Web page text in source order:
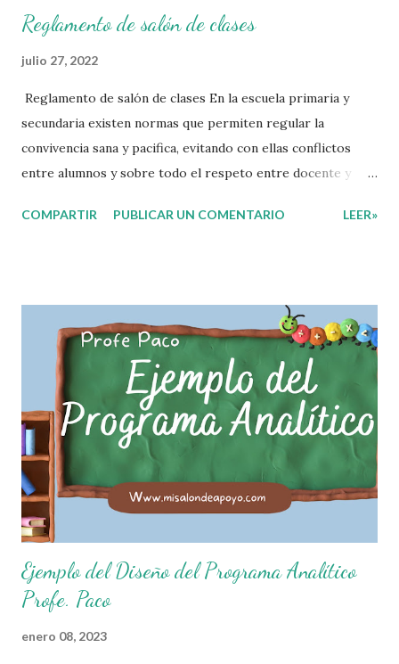
Reglamento de salón de clases
julio 27, 2022
Reglamento de salón de clases En la escuela primaria y
secundaria existen normas que permiten regular la
convivencia sana y pacifica, evitando con ellas conflictos
entre alumnos y sobre todo el respeto entre docente y
normas con responsabilidad en un futuro será un ciudadano
pequeños, entiendan, analizan y practiquen las grandes
responsabilidades que conlleva ser un buen ciudadano. A
continuación les compartimos algunos ejemplos de reglas
de salón de clases: 1. Cumplo con mis tareas y trabajos. 2.
Cuidado mi higiene personal. 3. Levanto la mano para
hablar. 4. Pido permiso para ir al baño 5. Deposito la
basura en su lugar. 6. Cumplo con mis útiles esc...
COMPARTIR PUBLICAR UN COMENTARIO LEER»
Ejemplo del Diseño del Programa Analítico
Profe. Paco
enero 08, 2023